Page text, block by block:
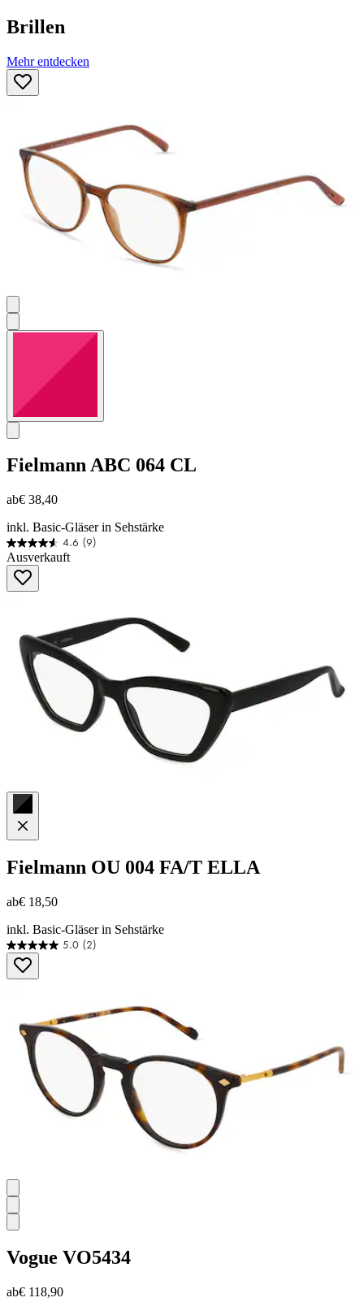
Brillen
Mehr entdecken
FielmannABC 064 CL
ab€ 38,40
inkl. Basic-Gläser in Sehstärke
4.6 (9)
4.6
von
Sternen.
Ausverkauft
Fielmann OU 004 FA/T ELLA
ab€ 18,50
inkl. Basic-Gläser in Sehstärke
5.0 (2)
5.0
von
5
Bewertungen
Vogue VO5434
ab€ 118,90